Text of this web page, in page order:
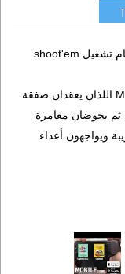
Cuphead Mobile لعبة لهواتف آندرويد على نظام تشغيل shoot'em
تحكي اللعبة قصة الأخوين Cuphead و Mugman اللذان يعقدان صفقة
ثم يخوضان مغامرة
ويواجهون أعداء